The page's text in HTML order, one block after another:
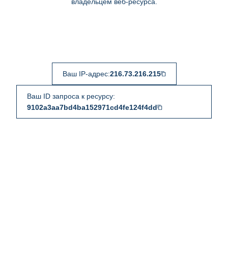
Ваш IP-адрес:216.73.216.215
Ваш ID запроса к ресурсу:
9102a3aa7bd4ba152971cd4fe124f4dd